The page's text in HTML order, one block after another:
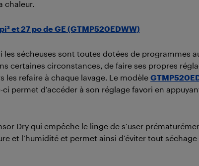
chaleur.
et 27 po de GE (GTMP520EDWW)
les sécheuses sont toutes dotées de programmes
certaines circonstances, de faire ses propres
les refaire à chaque lavage. Le modèle
permet d’accéder à son réglage favori en
Dry qui empêche le linge de s’user
et l’humidité et permet ainsi d’éviter tout séchage